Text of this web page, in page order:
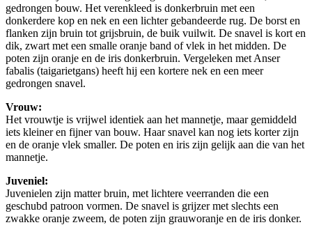
gedrongen bouw. Het verenkleed is donkerbruin met een
donkerdere kop en nek en een lichter gebandeerde rug. De borst en
flanken zijn bruin tot grijsbruin, de buik vuilwit. De snavel is kort en
dik, zwart met een smalle oranje band of vlek in het midden. De
poten zijn oranje en de iris donkerbruin. Vergeleken met Anser
fabalis (taigarietgans) heeft hij een kortere nek en een meer
gedrongen snavel.
Vrouw:
Het vrouwtje is vrijwel identiek aan het mannetje, maar gemiddeld
iets kleiner en fijner van bouw. Haar snavel kan nog iets korter zijn
en de oranje vlek smaller. De poten en iris zijn gelijk aan die van het
mannetje.
Juveniel:
Juvenielen zijn matter bruin, met lichtere veerranden die een
geschubd patroon vormen. De snavel is grijzer met slechts een
zwakke oranje zweem, de poten zijn grauworanje en de iris donker.